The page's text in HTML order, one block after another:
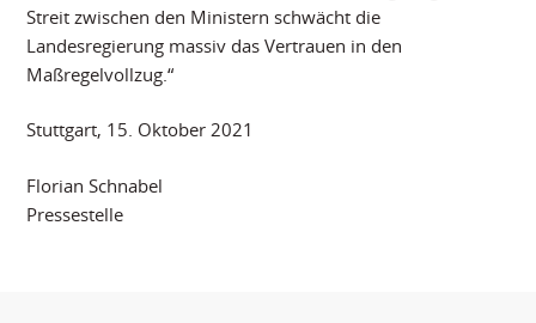
Streit zwischen den Ministern schwächt die
Landesregierung massiv das Vertrauen in den
Maßregelvollzug.“
Stuttgart, 15. Oktober 2021
Florian Schnabel
Pressestelle